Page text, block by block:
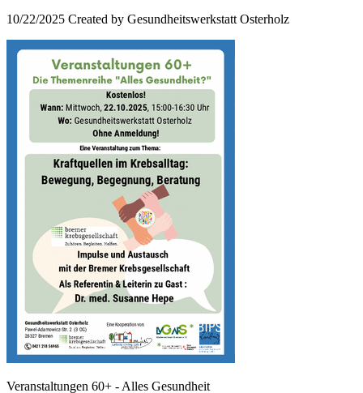
10/22/2025 Created by Gesundheitswerkstatt Osterholz
Veranstaltungen 60+ - Alles Gesundheit